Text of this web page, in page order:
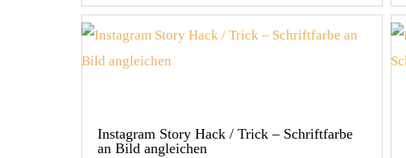
Instagram Story Hack / Trick – Schriftfarbe
an Bild angleichen